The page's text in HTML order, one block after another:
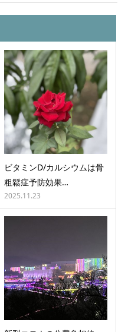
ビタミンD/カルシウムは骨
粗鬆症予防効果…
2025.11.23